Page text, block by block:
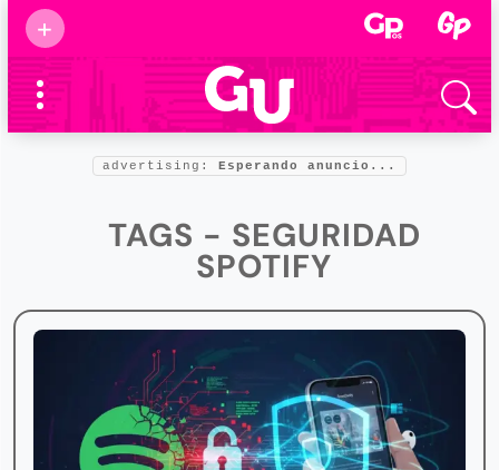
+
Supermamás
2025
Marcas de
confianza
Foro salud
advertising: Esperando anuncio...
TAGS - SEGURIDAD
SPOTIFY